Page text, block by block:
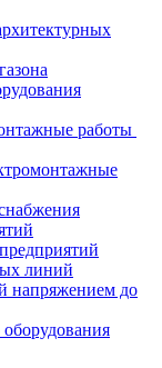
работы
линий
напряжением до